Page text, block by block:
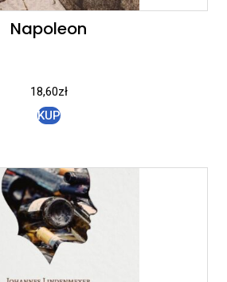
Napoleon
18,60zł
KUP